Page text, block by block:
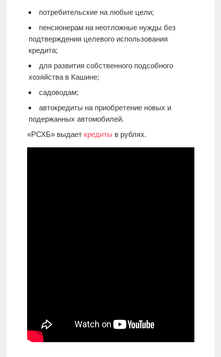
потребительские на любые цели;
пенсионерам на неотложные нужды без
подтверждения целевого использования
кредита;
для развития собственного подсобного
хозяйства в Кашине;
садоводам;
автокредиты на приобретение новых и
подержанных автомобилей.
«РСХБ» выдает кредиты в рублях.